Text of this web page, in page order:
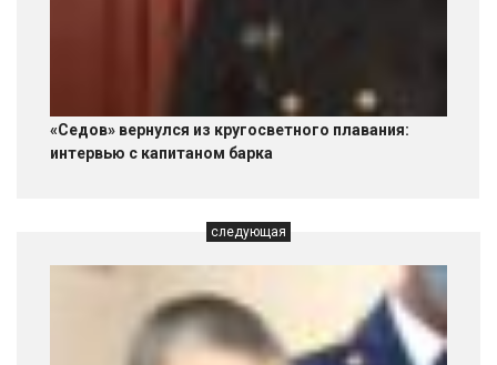
«Седов» вернулся из кругосветного плавания:
интервью с капитаном барка
следующая